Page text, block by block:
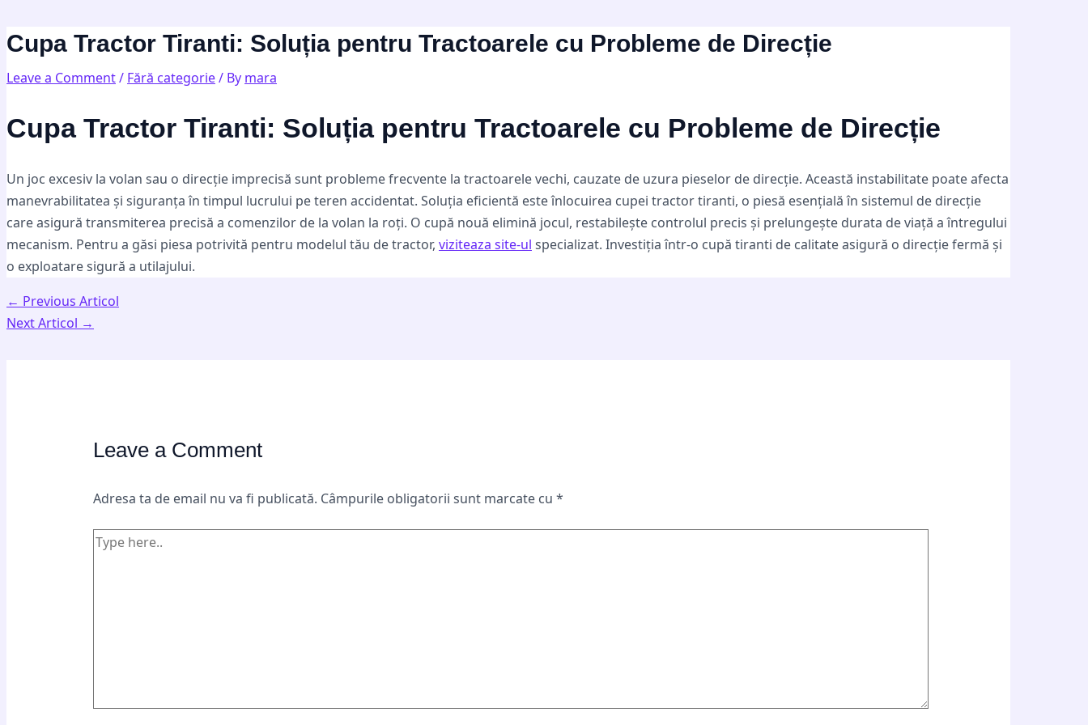
to
content
Cupa Tractor Tiranti: Soluția pentru Tractoarele cu Probleme de Direcție
Leave a Comment/ Fără categorie/ By mara
Cupa Tractor Tiranti: Soluția pentru Tractoarele cu Probleme de Direcție
Un joc excesiv la volan sau o direcție imprecisă sunt probleme frecvente la tractoarele vechi, cauzate de uzura pieselor de direcție. Această instabilitate poate afecta
manevrabilitatea și siguranța în timpul lucrului pe teren accidentat. Soluția eficientă este înlocuirea cupei tractor tiranti, o piesă esențială în sistemul de direcție
care asigură transmiterea precisă a comenzilor de la volan la roți. O cupă nouă elimină jocul, restabilește controlul precis și prelungește durata de viață a întregului
mecanism. Pentru a găsi piesa potrivită pentru modelul tău de tractor, viziteaza site-ul specializat. Investiția într-o cupă tiranti de calitate asigură o direcție fermă și
o exploatare sigură a utilajului.
navigation
← Previous Articol
Next Articol →
Leave a Comment
Adresa ta de email nu va fi publicată. Câmpurile obligatorii sunt marcate cu *
here..